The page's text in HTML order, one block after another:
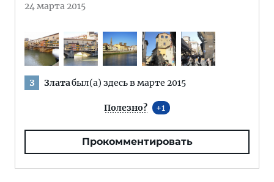
24 марта 2015
З Златабыл(а) здесь в марте 2015
Полезно? 1
Прокомментировать